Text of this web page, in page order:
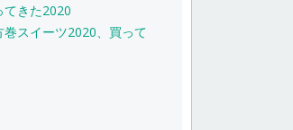
てきた2020
巻スイーツ2020、買って